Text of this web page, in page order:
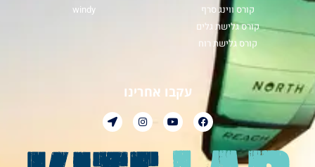
קורס ווינג סרף
קורס גלישת גלים
קורס גלישת רוח
windy
עקבו אחרינו